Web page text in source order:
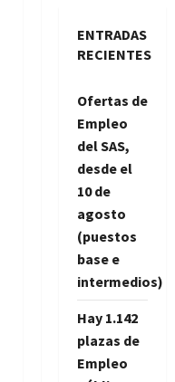
ENTRADAS
RECIENTES
Ofertas de
Empleo
del SAS,
desde el
10 de
agosto
(puestos
base e
intermedios)
Hay 1.142
plazas de
Empleo